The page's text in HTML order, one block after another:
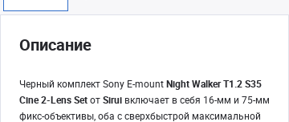
Описание
Черный комплект Sony E-mountNight Walker T1.2 S35
Cine 2-Lens SetотSirui включает в себя 16-мм и 75-мм
фикс-объективы, оба с сверхбыстрой максимальной